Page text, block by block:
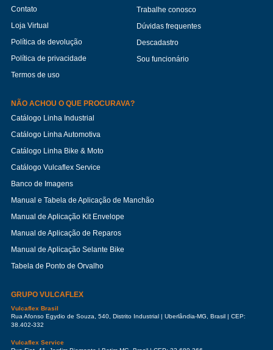
Contato
Loja Virtual
Política de devolução
Política de privacidade
Termos de uso
Trabalhe conosco
Dúvidas frequentes
Descadastro
Sou funcionário
NÃO ACHOU O QUE PROCURAVA?
Catálogo Linha Industrial
Catálogo Linha Automotiva
Catálogo Linha Bike & Moto
Catálogo Vulcaflex Service
Banco de Imagens
Manual e Tabela de Aplicação de Manchão
Manual de Aplicação Kit Envelope
Manual de Aplicação de Reparos
Manual de Aplicação Selante Bike
Tabela de Ponto de Orvalho
GRUPO VULCAFLEX
Vulcaflex Brasil
Rua Afonso Egydio de Souza, 540, Distrito Industrial | Uberlândia-MG, Brasil | CEP:
38.402-332
Vulcaflex Service